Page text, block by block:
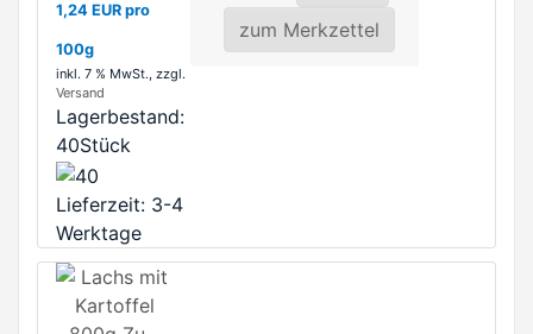
1,24 EUR pro
100g
inkl. 7 % MwSt., zzgl.
Versand
Lagerbestand:
40Stück
Lieferzeit: 3-4
Werktage
zum Merkzettel